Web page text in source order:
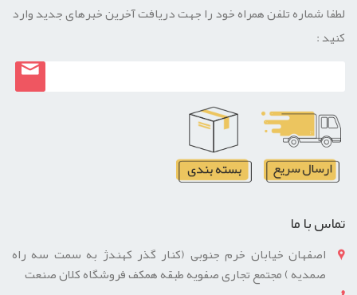
لطفا شماره تلفن همراه خود را جهت دریافت آخرین خبرهای جدید وارد
کنید :
تماس با ما
اصفهان خیابان خرم جنوبی (کنار گذر کهندژ به سمت سه راه
صمدیه ) مجتمع تجاری صفویه طبقه همکف فروشگاه کلان صنعت